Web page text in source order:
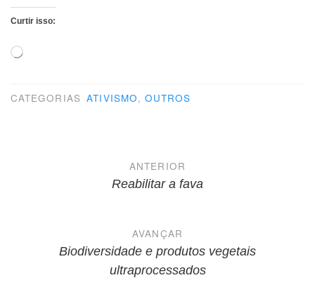
Curtir isso:
Carregando...
CATEGORIAS ATIVISMO,OUTROS
NavegaçãoANTERIOR
Reabilitar a fava
AVANÇAR
Biodiversidade e produtos vegetais
ultraprocessados